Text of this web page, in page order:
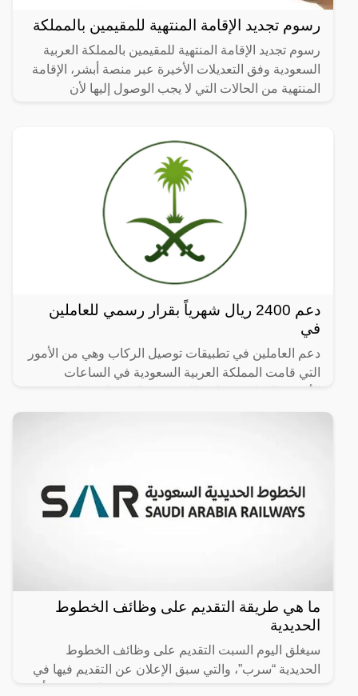
رسوم تجديد الإقامة المنتهية للمقيمين بالمملكة
رسوم تجديد الإقامة المنتهية للمقيمين بالمملكة العربية
السعودية وفق التعديلات الأخيرة عبر منصة أبشر، الإقامة
المنتهية من الحالات التي لا يجب الوصول إليها لأن
دعم 2400 ريال شهرياً بقرار رسمي للعاملين
في
دعم العاملين في تطبيقات توصيل الركاب وهي من الأمور
التي قامت المملكة العربية السعودية في الساعات
العاملين في
ما هي طريقة التقديم على وظائف الخطوط
الحديدية
سيغلق اليوم السبت التقديم على وظائف الخطوط
الحديدية “سرب”، والتي سبق الإعلان عن التقديم فيها في